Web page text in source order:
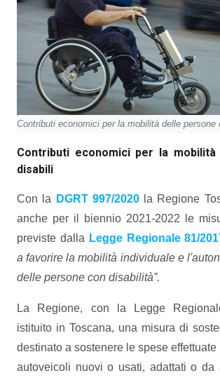
Contributi economici per la mobilità delle persone
Contributi economici per la
disabili
Con la DGRT 997/2020la Regione
anche per il biennio 2021-2022 le
previste dalla Legge Regionale 81/
a favorire la mobilità individuale e
delle persone con disabilità”.
La Regione, con la Legge
istituito in Toscana, una misura di
destinato a sostenere le spese
autoveicoli nuovi o usati, adattati o da